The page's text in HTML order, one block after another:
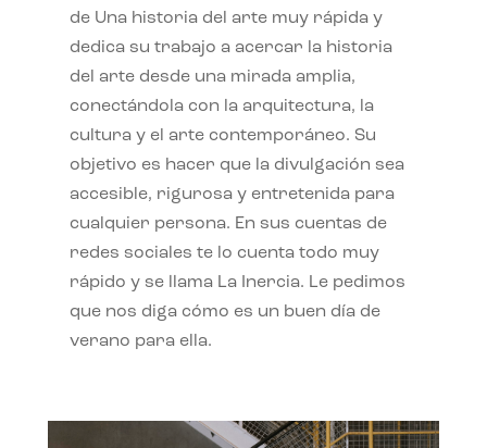
de Una historia del arte muy rápida y
dedica su trabajo a acercar la historia
del arte desde una mirada amplia,
conectándola con la arquitectura, la
cultura y el arte contemporáneo. Su
objetivo es hacer que la divulgación sea
accesible, rigurosa y entretenida para
cualquier persona. En sus cuentas de
redes sociales te lo cuenta todo muy
rápido y se llama La Inercia. Le pedimos
que nos diga cómo es un buen día de
verano para ella.